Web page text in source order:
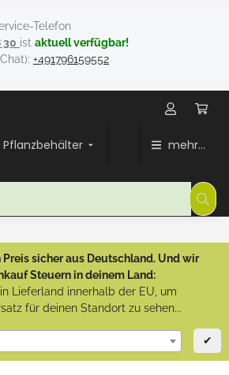
Telefon
30 ist aktuell verfügbar!
+491796159552
Pflanzbehälter mehr...
sicher aus Deutschland. Und wir
Steuern in deinem Land:
Lieferland innerhalb der EU, um
für deinen Standort zu sehen...
✔